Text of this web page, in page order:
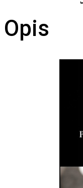
Opis